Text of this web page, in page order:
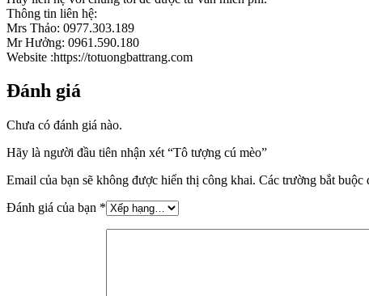
Thông tin liên hệ:
Mrs Thảo: 0977.303.189
Mr Hưởng: 0961.590.180
Website :https://totuongbattrang.com
Đánh giá
Chưa có đánh giá nào.
Hãy là người đầu tiên nhận xét “Tô tượng cú mèo”
Email của bạn sẽ không được hiển thị công khai. Các trường bắt buộc
Đánh giá của bạn *